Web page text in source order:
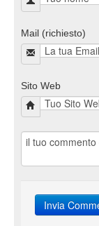
Mail (richiesto)
Sito Web